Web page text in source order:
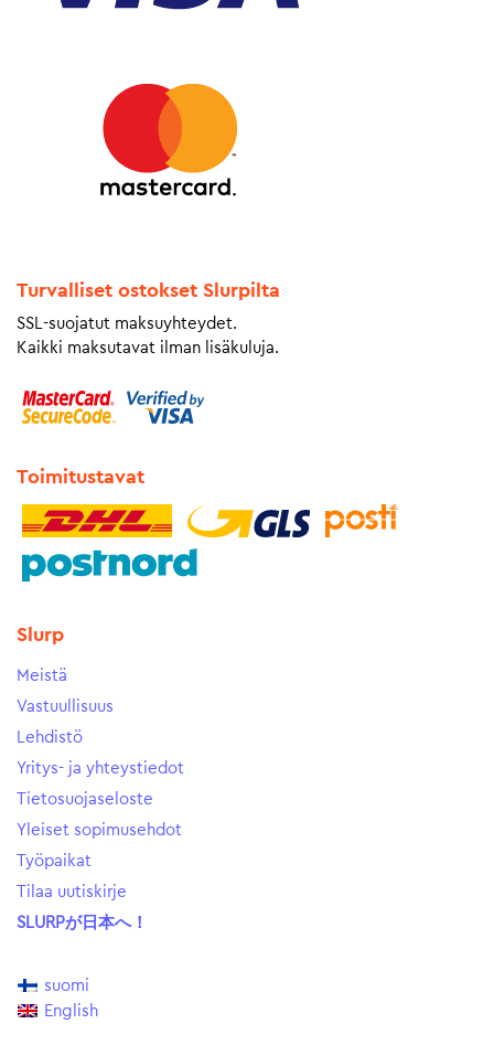
Turvalliset ostokset Slurpilta
SSL-suojatut maksuyhteydet.
Kaikki maksutavat ilman lisäkuluja.
Toimitustavat
Slurp
Meistä
Vastuullisuus
Lehdistö
Yritys- ja yhteystiedot
Tietosuojaseloste
Yleiset sopimusehdot
Työpaikat
Tilaa uutiskirje
SLURPが日本へ！
suomi
English